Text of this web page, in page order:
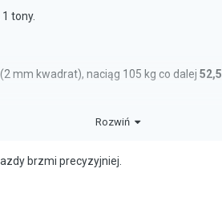
tony.
mm kwadrat), naciąg 105 kg co dalej
Rozwiń
brzmi precyzyjniej.